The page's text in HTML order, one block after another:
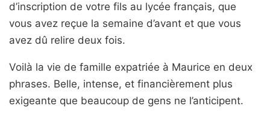
d’inscription de votre fils au lycée français, que
vous avez reçue la semaine d’avant et que vous
avez dû relire deux fois.
Voilà la vie de famille expatriée à Maurice en deux
phrases. Belle, intense, et financièrement plus
exigeante que beaucoup de gens ne l’anticipent.